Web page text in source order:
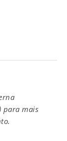
para mais